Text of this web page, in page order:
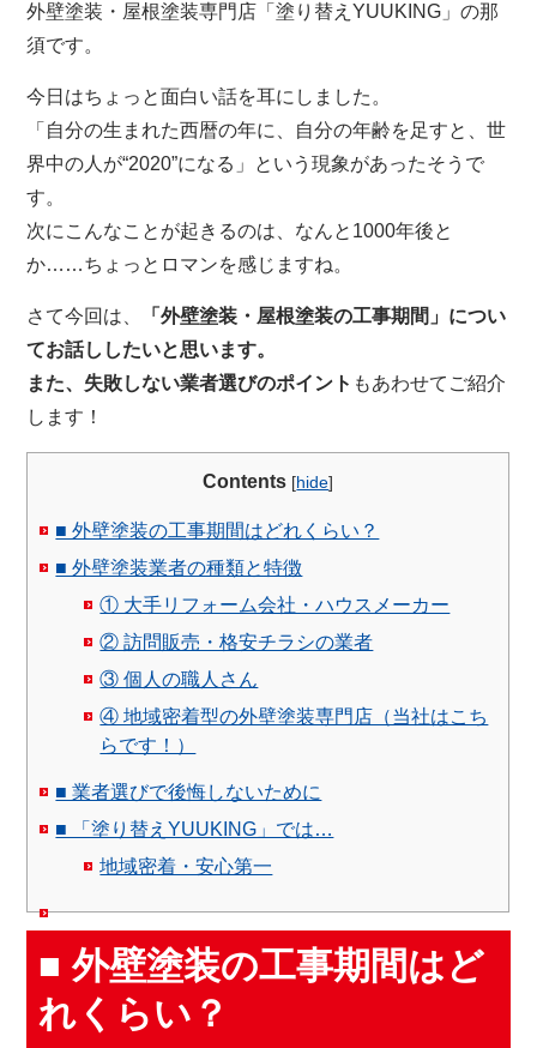
外壁塗装・屋根塗装専門店「塗り替えYUUKING」の那
須です。
今日はちょっと面白い話を耳にしました。
「自分の生まれた西暦の年に、自分の年齢を足すと、世
界中の人が“2020”になる」という現象があったそうで
す。
次にこんなことが起きるのは、なんと1000年後と
か……ちょっとロマンを感じますね。
さて今回は、
「外壁塗装・屋根塗装の工事期間」につい
てお話ししたいと思います。
また、失敗しない業者選びのポイント もあわせてご紹介
します！
Contents [hide]
■ 外壁塗装の工事期間はどれくらい？
■ 外壁塗装業者の種類と特徴
① 大手リフォーム会社・ハウスメーカー
② 訪問販売・格安チラシの業者
③ 個人の職人さん
④ 地域密着型の外壁塗装専門店（当社はこち
らです！）
■ 業者選びで後悔しないために
■ 「塗り替えYUUKING」では…
地域密着・安心第一
■ 外壁塗装の工事期間はど
れくらい？